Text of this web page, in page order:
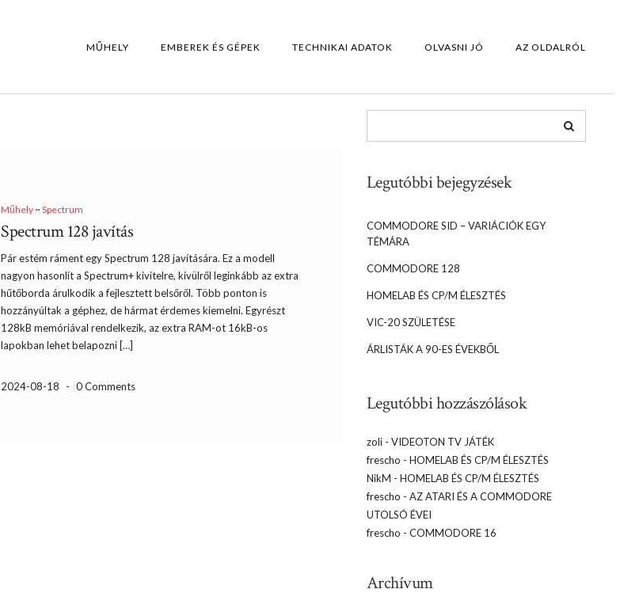
MŰHELY EMBEREK ÉS GÉPEK TECHNIKAI ADATOK OLVASNI JÓ AZ OLDALRÓL
Műhely~Spectrum
Spectrum 128 javítás
Pár estém ráment egy Spectrum 128 javítására. Ez a modell
nagyon hasonlít a Spectrum+ kivitelre, kívülről leginkább az extra
hűtőborda árulkodik a fejlesztett belsőről. Több ponton is
hozzányúltak a géphez, de hármat érdemes kiemelni. Egyrészt
128kB memóriával rendelkezik, az extra RAM-ot 16kB-os
lapokban lehet belapozni […]
2024-08-18 - 0 Comments
Legutóbbi bejegyzések
COMMODORE SID – VARIÁCIÓK EGY
TÉMÁRA
COMMODORE 128
HOMELAB ÉS CP/M ÉLESZTÉS
VIC-20 SZÜLETÉSE
ÁRLISTÁK A 90-ES ÉVEKBŐL
Legutóbbi hozzászólások
zoli- VIDEOTON TV JÁTÉK
frescho - HOMELAB ÉS CP/M ÉLESZTÉS
NikM - HOMELAB ÉS CP/M ÉLESZTÉS
frescho - AZ ATARI ÉS A COMMODORE
UTOLSÓ ÉVEI
frescho - COMMODORE 16
Archívum